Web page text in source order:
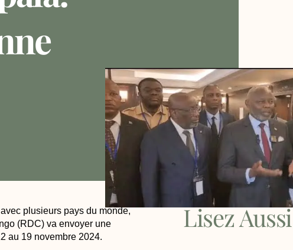
plusieurs pays du monde,
(RDC) va envoyer une
au 19 novembre 2024.
Lisez Aussi